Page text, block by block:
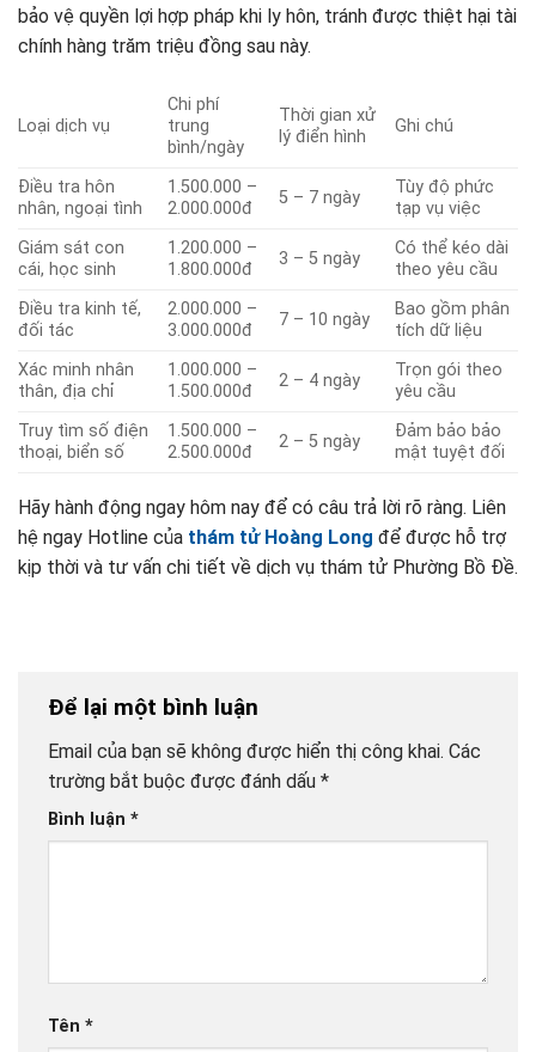
bảo vệ quyền lợi hợp pháp khi ly hôn, tránh được thiệt hại tài
chính hàng trăm triệu đồng sau này.
Loại dịch vụ
Chi phí
trung
bình/ngày
Thời gian xử
lý điển hình
Ghi chú
Điều tra hôn
nhân, ngoại tình
1.500.000 –
2.000.000đ
5 – 7 ngày
Tùy độ phức
tạp vụ việc
Giám sát con
cái, học sinh
1.200.000 –
1.800.000đ
3 – 5 ngày
Có thể kéo dài
theo yêu cầu
Điều tra kinh tế,
đối tác
2.000.000 –
3.000.000đ
7 – 10 ngày
Bao gồm phân
tích dữ liệu
Xác minh nhân
thân, địa chỉ
1.000.000 –
1.500.000đ
2 – 4 ngày
Trọn gói theo
yêu cầu
Truy tìm số điện
thoại, biển số
1.500.000 –
2.500.000đ
2 – 5 ngày
Đảm bảo bảo
mật tuyệt đối
Hãy hành động ngay hôm nay để có câu trả lời rõ ràng. Liên
hệ ngay Hotline của thám tử Hoàng Long để được hỗ trợ
kịp thời và tư vấn chi tiết về dịch vụ thám tử Phường Bồ Đề.
Để lại một bình luận
Email của bạn sẽ không được hiển thị công khai. Các
trường bắt buộc được đánh dấu *
Bình luận *
Tên *